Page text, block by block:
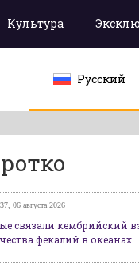
Культура
Русский
06 августа 2026
связали кембрийский
фекалий в океанах